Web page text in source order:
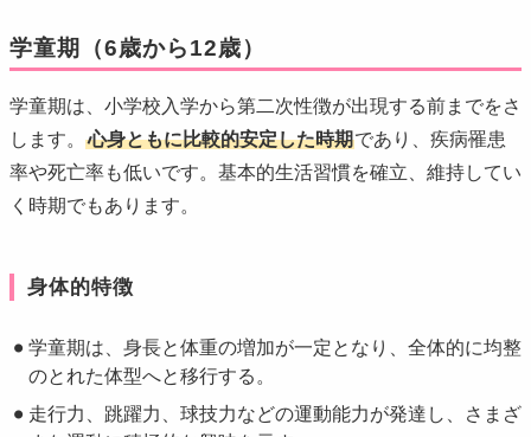
学童期（6歳から12歳）
学童期は、小学校入学から第二次性徴が出現する前までをさ
します。 心身ともに比較的安定した時期であり、疾病罹患
率や死亡率も低いです。基本的生活習慣を確立、維持してい
く時期でもあります。
身体的特徴
学童期は、身長と体重の増加が一定となり、全体的に均整
のとれた体型へと移行する。
走行力、跳躍力、球技力などの運動能力が発達し、さまざ